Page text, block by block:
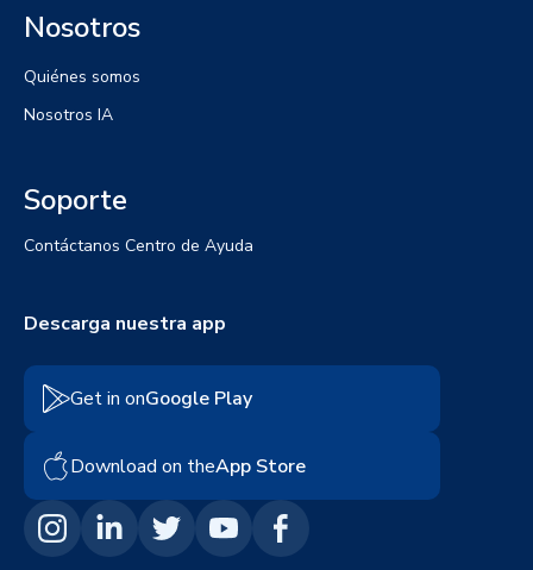
Nosotros
Quiénes somos
Nosotros IA
Soporte
Contáctanos Centro de Ayuda
Descarga nuestra app
Get in onGoogle Play
Download on theApp Store